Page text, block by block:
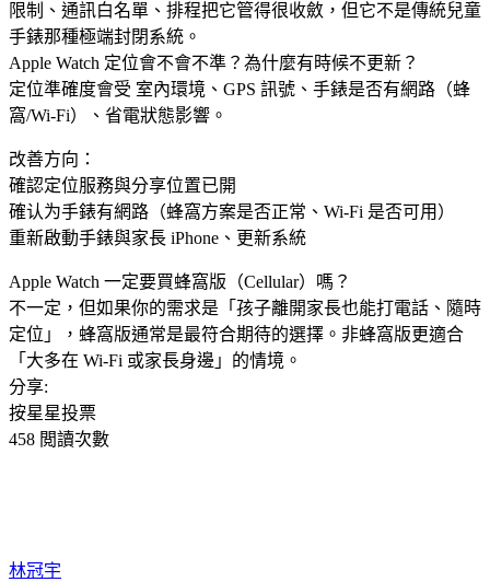
限制、通訊白名單、排程把它管得很收斂，但它不是傳統兒童
手錶那種極端封閉系統。
Apple Watch 定位會不會不準？為什麼有時候不更新？
定位準確度會受 室內環境、GPS 訊號、手錶是否有網路（蜂
窩/Wi‑Fi）、省電狀態影響。
改善方向：
確認定位服務與分享位置已開
確认为手錶有網路（蜂窩方案是否正常、Wi‑Fi 是否可用）
重新啟動手錶與家長 iPhone、更新系統
Apple Watch 一定要買蜂窩版（Cellular）嗎？
不一定，但如果你的需求是「孩子離開家長也能打電話、隨時
定位」，蜂窩版通常是最符合期待的選擇。非蜂窩版更適合
「大多在 Wi‑Fi 或家長身邊」的情境。
分享:
按星星投票
458 閲讀次數
林冠宇